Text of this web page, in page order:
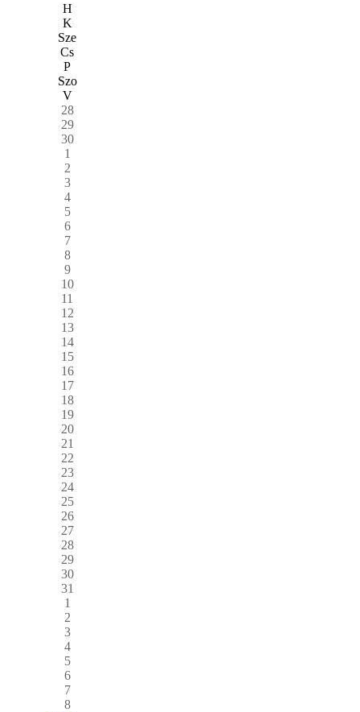
H
K
Sze
Cs
P
Szo
V
28
29
30
1
2
3
4
5
6
7
8
9
10
11
12
13
14
15
16
17
18
19
20
21
22
23
24
25
26
27
28
29
30
31
1
2
3
4
5
6
7
8